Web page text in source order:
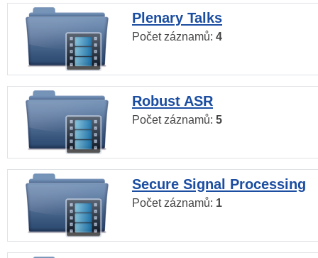
Plenary Talks
Počet záznamů: 4
Robust ASR
Počet záznamů: 5
Secure Signal Processing
Počet záznamů: 1